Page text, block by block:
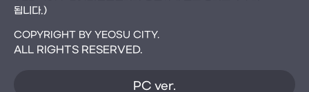
됩니다.)
COPYRIGHT BY YEOSU CITY.
ALL RIGHTS RESERVED.
PC ver.